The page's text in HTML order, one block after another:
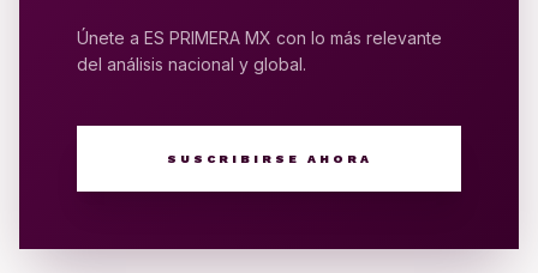
Únete a ES PRIMERA MX con lo más relevante
del análisis nacional y global.
SUSCRIBIRSE AHORA